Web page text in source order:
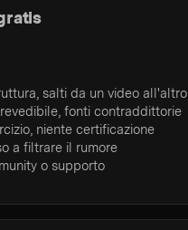
salti da un video all'altro
fonti contraddittorie
niente certificazione
a filtrare il rumore
o supporto